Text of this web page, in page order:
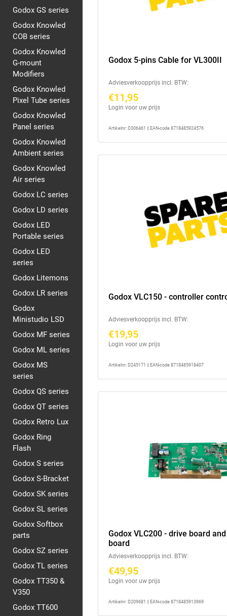
Godox GS series
Godox Knowled
COB series
Godox Knowled
G-mount
Modifiers
Godox Knowled
Pixel Tube series
Godox Knowled
Panel series
Godox Knowled
Ambient series
Godox Knowled
Air series
Godox LC series
Godox LD series
Godox LED
Portable series
Godox LED
series
Godox Litemons
Godox LR series
Godox
Ministudio LSD
Godox MF series
Godox ML series
Godox MS
series
Godox QS series
Godox QT series
Godox Retro Lux
Godox Ring
Flash
Godox S series
Godox S-Bracket
Godox SK series
Godox SL series
Godox Softbox
parts
Godox SZ series
Godox TL series
Godox TT350 &
V350
Godox TT600
Godox 5-pins Cable for VL300II
Adviesverkoopprijs incl. BTW:
€11,95
Login voor uw prijs
Artikelnr: D306461 || EAN-code 8718485924576
Godox VLC150 - controller
Adviesverkoopprijs incl. BTW:
€19,95
Login voor uw prijs
Artikelnr: D245171 || EAN-code 8718485918407
Godox VLC200 - drive board
board
Adviesverkoopprijs incl. BTW:
€49,95
Login voor uw prijs
Artikelnr: D209681 || EAN-code 8718485913969